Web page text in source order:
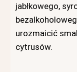
jabłkowego,
urozmaicić
cytrusów.